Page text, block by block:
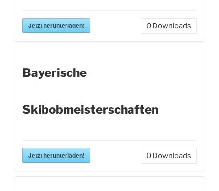
Jetzt herunterladen! 0 Downloads
Bayerische
Skibobmeisterschaften
Jetzt herunterladen! 0 Downloads